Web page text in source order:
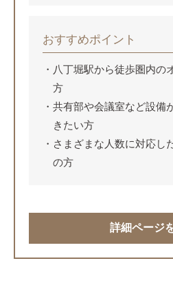
おすすめポイント
八丁堀駅から徒歩圏内の
方
共有部や会議室など設備
きたい方
さまざまな人数に対応し
の方
詳細ページ